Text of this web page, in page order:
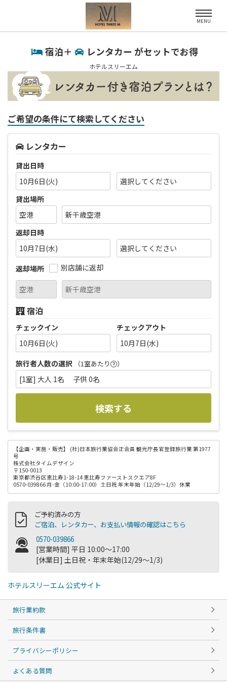
MENU
宿泊＋ レンタカー がセットでお得
ホテルスリーエム
ご希望の条件にて検索してください
レンタカー
貸出日時
10月6日(火)
貸出場所
返却日時
10月7日(水)
返却場所
別店舗に返却
宿泊
チェックイン
10月6日(火)
チェックアウト
10月7日(水)
旅行者人数の選択
（1室あたり ）
[1室] 大人 1名 子供 0名
検索する
【企画・実施・販売】
(社)日本旅行業協会正会員 観光庁長官登録旅行業 第1977
号
株式会社タイムデザイン
〒150-0013
東京都渋谷区恵比寿1-18-14 恵比寿ファーストスクエア8F
0570-039866 月-金（10:00-17:00）土日祝 年末年始（12/29～1/3）休業
ご予約済みの方
ご宿泊、レンタカー、お支払い情報の確認はこちら
0570-039866
[営業時間] 平日 10:00～17:00
[休業日] 土日祝・年末年始(12/29～1/3)
ホテルスリーエム 公式サイト
旅行業約款
旅行条件書
プライバシーポリシー
よくある質問